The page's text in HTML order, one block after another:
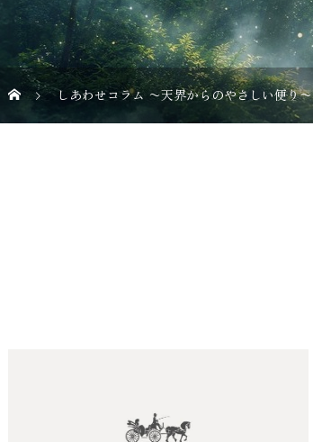
しあわせコラム 〜天界からのやさしい便り〜